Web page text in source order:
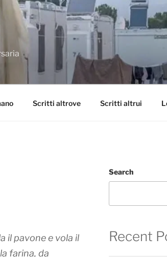
Scritti altrove Scritti altrui
il pavone e vola il
farina, da
Search
Recent